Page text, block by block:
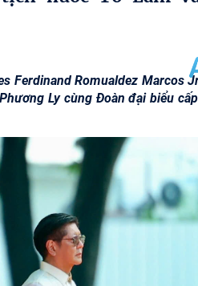
Ferdinand Romualdez Marcos
Ly cùng Đoàn đại biểu